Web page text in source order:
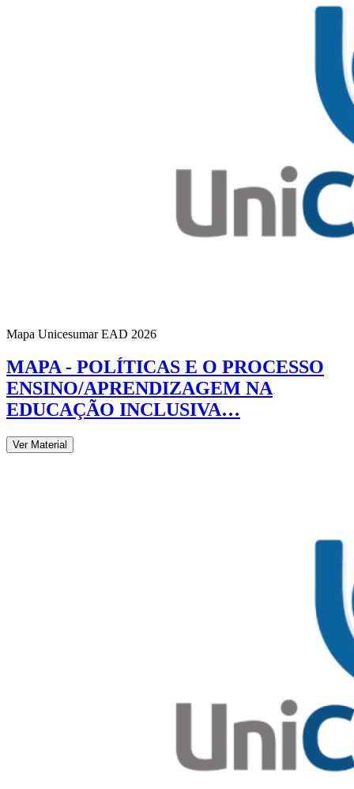
Mapa Unicesumar EAD 2026
MAPA - POLÍTICAS E O PROCESSO
ENSINO/APRENDIZAGEM NA
EDUCAÇÃO INCLUSIVA…
Ver Material